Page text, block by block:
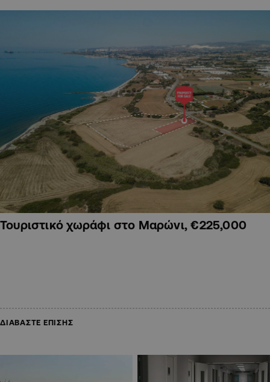
Τουριστικό χωράφι στο Μαρώνι, €225,000
ΔΙΑΒΑΣΤΕ ΕΠΙΣΗΣ